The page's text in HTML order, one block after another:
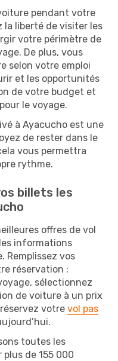
pendant votre
la liberté de visiter les
votre périmètre de
De plus, vous
selon votre emploi
et les opportunités
de votre budget et
le voyage.
à Ayacucho est une
de rester dans le
vous permettra
rythme.
billets les
offres de vol
informations
Remplissez vos
réservation :
sélectionnez
de voiture à un prix
votre vol pas
toutes les
de 155 000